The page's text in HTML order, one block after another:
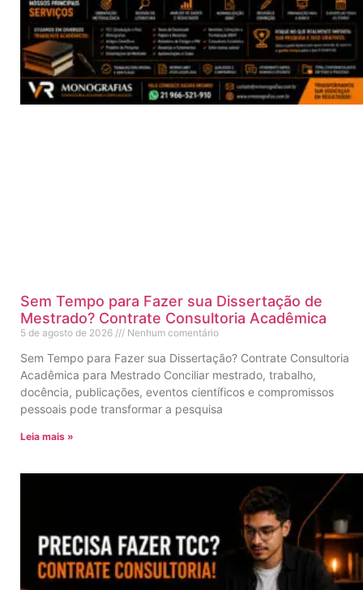
Sem Tempo para Fazer sua Dissertação de
Mestrado? Contrate Consultoria Acadêmica
5 de agosto de 2026 Nenhum comentário
Sem Tempo para Fazer sua Dissertação? Contrate Consultoria
Acadêmica para Mestrado Conciliar mestrado, trabalho,
docência, publicações, eventos científicos e compromissos
pessoais pode transformar a pesquisa
Leia mais »